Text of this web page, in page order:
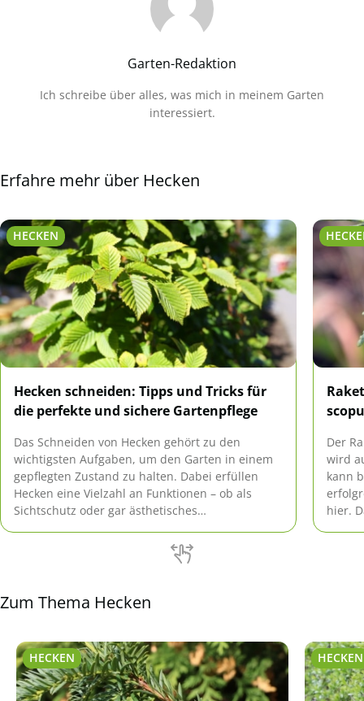
Garten-Redaktion
Ich schreibe über alles, was mich in meinem Garten
interessiert.
Erfahre mehr über Hecken
HECKEN
Hecken schneiden: Tipps und Tricks für
die perfekte und sichere Gartenpflege
Das Schneiden von Hecken gehört zu den
wichtigsten Aufgaben, um den Garten in einem
gepflegten Zustand zu halten. Dabei erfüllen
Hecken eine Vielzahl an Funktionen – ob als
Sichtschutz oder gar ästhetisches
Zeitpunkt zum Schneiden? Welche Werkzeuge
eignen sich am besten und wie lassen sich auch
Der
wird
kann
hier.
Zum Thema Hecken
HECKEN HECKEN